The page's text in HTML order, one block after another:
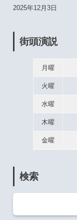
2025年12月3日
街頭演説
月曜
火曜
水曜
木曜
金曜
検索